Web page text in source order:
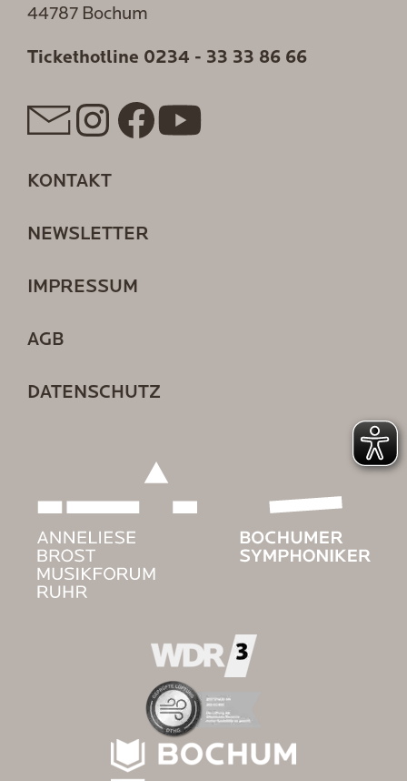
44787 Bochum
Tickethotline 0234 - 33 33 86 66
KONTAKT
NEWSLETTER
IMPRESSUM
AGB
DATENSCHUTZ